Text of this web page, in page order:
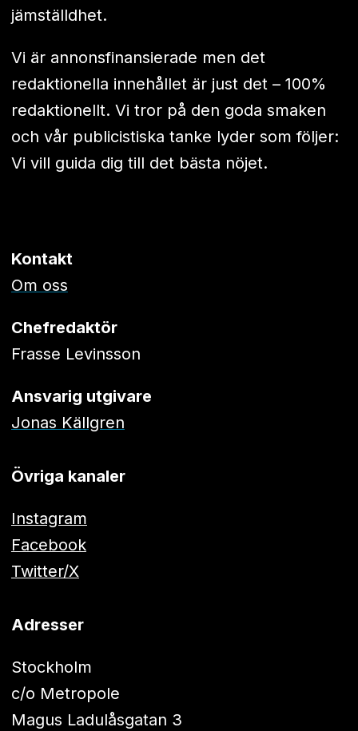
jämställdhet.
Vi är annonsfinansierade men det
redaktionella innehållet är just det – 100%
redaktionellt. Vi tror på den goda smaken
och vår publicistiska tanke lyder som följer:
Vi vill guida dig till det bästa nöjet.
Kontakt
Om oss
Chefredaktör
Frasse Levinsson
Ansvarig utgivare
Jonas Källgren
Övriga kanaler
Instagram
Facebook
Twitter/X
Adresser
Stockholm
c/o Metropole
Magus Ladulåsgatan 3